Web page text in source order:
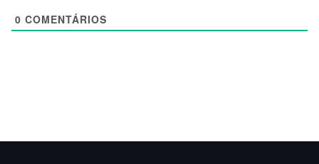
0 COMENTÁRIOS